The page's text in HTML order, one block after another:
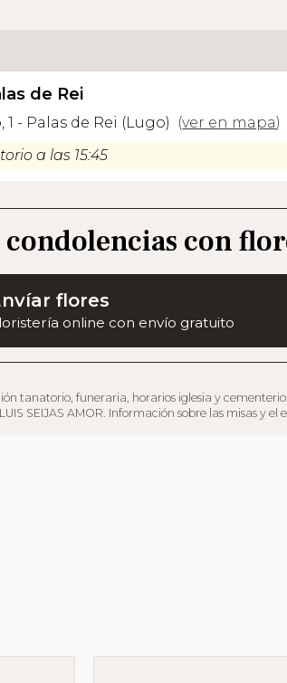
de Rei
1 - Palas de Rei (Lugo) (ver en mapa)
a las 15:45
con
flores
online con envío gratuito
tanatorio, funeraria, horarios iglesia y
SEIJAS AMOR. Información sobre las misas y